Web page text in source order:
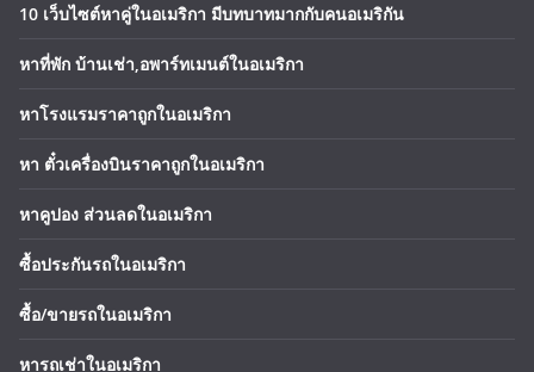
10 เว็บไซต์หาคู่ในอเมริกา มีบทบาทมากกับคนอเมริกัน
หาที่พัก บ้านเช่า,อพาร์ทเมนต์ในอเมริกา
หาโรงแรมราคาถูกในอเมริกา
หา ตั๋วเครื่องบินราคาถูกในอเมริกา
หาคูปอง ส่วนลดในอเมริกา
ซื้อประกันรถในอเมริกา
ซื้อ/ขายรถในอเมริกา
หารถเช่าในอเมริกา